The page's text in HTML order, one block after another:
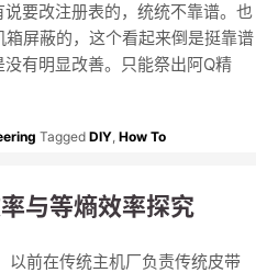
要改注册表的，统统不靠谱。也
屏蔽的，这个看起来倒是挺靠谱
有明显改善。只能祭出阿Q精
Tagged DIY, How To
与等熵效率探究
以前在传统主机厂负责传统皮带